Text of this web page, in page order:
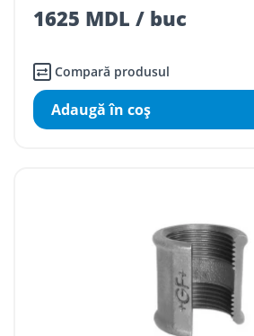
1625 MDL / buc
Compară produsul
Adaugă în coş